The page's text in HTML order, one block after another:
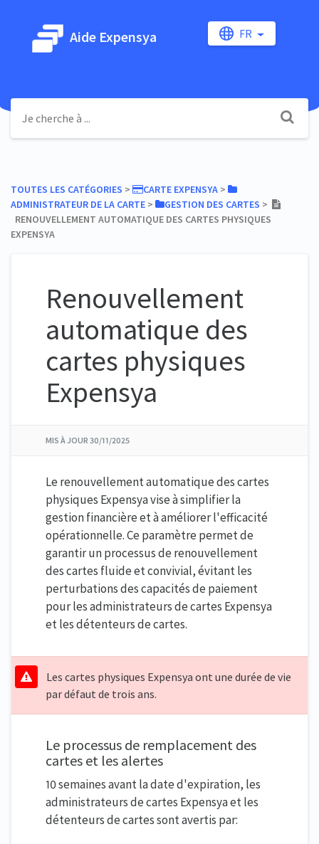
Aide Expensya FR
TOUTES LES CATÉGORIES ​ > ​ ​CARTE EXPENSYA ​ > ​
ADMINISTRATEUR DE LA CARTE ​ > ​ ​GESTION DES CARTES ​ > ​
RENOUVELLEMENT AUTOMATIQUE DES CARTES PHYSIQUES
EXPENSYA
Renouvellement
automatique des
cartes physiques
Expensya
MIS À JOUR 30/11/2025
Le renouvellement automatique des cartes
physiques Expensya vise à simplifier la
gestion financière et à améliorer l'efficacité
opérationnelle. Ce paramètre permet de
garantir un processus de renouvellement
des cartes fluide et convivial, évitant les
perturbations des capacités de paiement
pour les administrateurs de cartes Expensya
et les détenteurs de cartes.
Les cartes physiques Expensya ont une durée de vie
par défaut de trois ans.
Le processus de remplacement des
cartes et les alertes
10 semaines avant la date d'expiration, les
administrateurs de cartes Expensya et les
détenteurs de cartes sont avertis par: